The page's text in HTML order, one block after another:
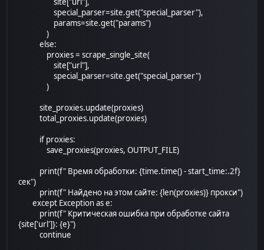
special_parser=site.get("special_parser"),
params=site.get("params")
)
else:
proxies = scrape_single_site(
site["url"],
special_parser=site.get("special_parser")
)
site_proxies.update(proxies)
total_proxies.update(proxies)
if proxies:
save_proxies(proxies, OUTPUT_FILE)
print(f" Время обработки: {time.time() - start_time:.2f}
сек")
print(f" Найдено на этом сайте: {len(proxies)} прокси")
except Exception as e:
print(f" Критическая ошибка при обработке сайта
{site['url']}: {e}")
continue